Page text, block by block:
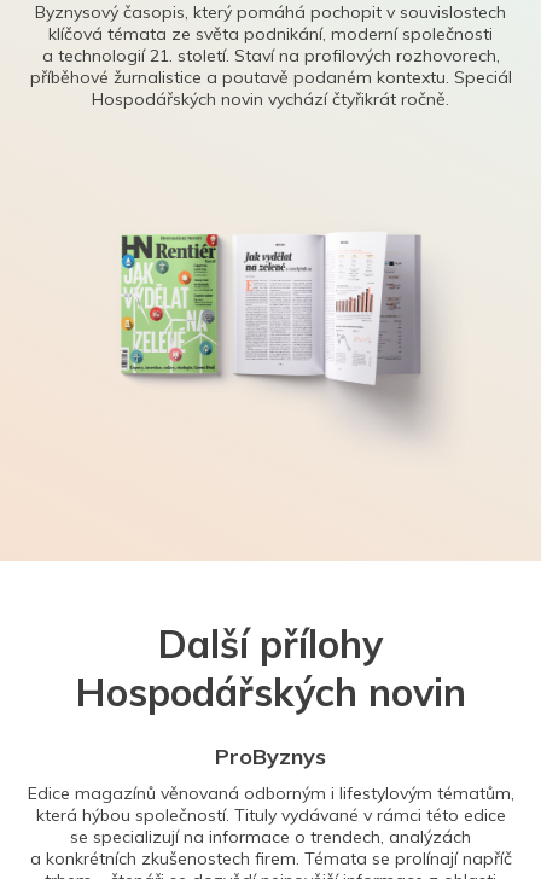
Byznysový časopis, který pomáhá pochopit v souvislostech
klíčová témata ze světa podnikání, moderní společnosti
a technologií 21. století. Staví na profilových rozhovorech,
příběhové žurnalistice a poutavě podaném kontextu. Speciál
Hospodářských novin vychází čtyřikrát ročně.
Další přílohy
Hospodářských novin
ProByznys
Edice magazínů věnovaná odborným i lifestylovým tématům,
která hýbou společností. Tituly vydávané v rámci této edice
se specializují na informace o trendech, analýzách
a konkrétních zkušenostech firem. Témata se prolínají napříč